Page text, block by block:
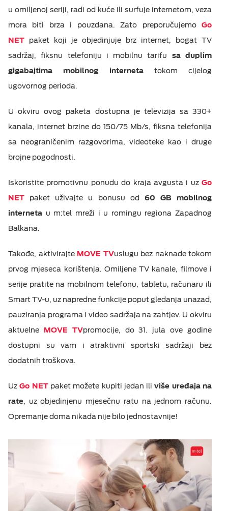
ESIM TRAVEL & TURIST
M:TEL APLIKACIJE
KONTAKT
u omiljenoj seriji, radi od kuće ili surfuje internetom, veza
mora biti brza i pouzdana. Zato preporučujemo Go
NET paket koji je objedinjuje brz internet, bogat TV
sadržaj, fiksnu telefoniju i mobilnu tarifu sa duplim
gigabajtima mobilnog internetatokom cijelog
ugovornog perioda.
U okviru ovog paketa dostupna je televizija sa 330+
kanala, internet brzine do 150/75 Mb/s, fiksna telefonija
sa neograničenim razgovorima, videoteke kao i druge
brojne pogodnosti.
Iskoristite promotivnu ponudu do kraja avgusta i uz Go
NET paket uživajte u bonusu od 60 GB mobilnog
interneta u m:tel mreži i u romingu regiona Zapadnog
Balkana.
Takođe, aktivirajte MOVE TVuslugu bez naknade tokom
prvog mjeseca korištenja. Omiljene TV kanale, filmove i
serije pratite na mobilnom telefonu, tabletu, računaru ili
Smart TV-u, uz napredne funkcije poput gledanja unazad,
pauziranja programa i video sadržaja na zahtjev. U okviru
aktuelne MOVE TVpromocije, do 31. jula ove godine
dostupni su vam i atraktivni sportski sadržaji bez
dodatnih troškova.
UzGo NETpaket možete kupiti jedan ili više uređaja na
rate, uz objedinjenu mjesečnu ratu na jednom računu.
Opremanje doma nikada nije bilo jednostavnije!